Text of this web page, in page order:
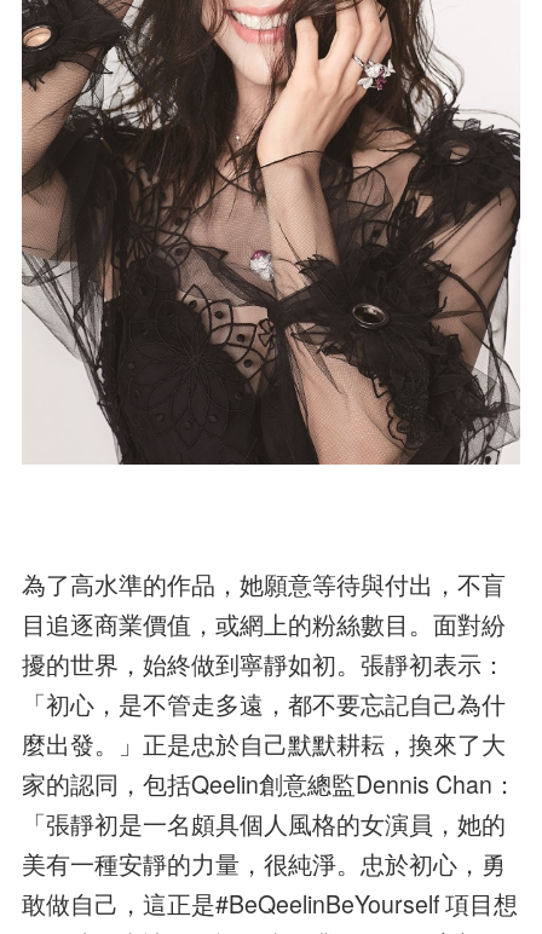
為了高水準的作品，她願意等待與付出，不盲
目追逐商業價值，或網上的粉絲數目。面對紛
擾的世界，始終做到寧靜如初。張靜初表示：
「初心，是不管走多遠，都不要忘記自己為什
麼出發。」正是忠於自己默默耕耘，換來了大
家的認同，包括Qeelin創意總監Dennis Chan：
「張靜初是一名頗具個人風格的女演員，她的
美有一種安靜的力量，很純淨。忠於初心，勇
敢做自己，這正是#BeQeelinBeYourself 項目想